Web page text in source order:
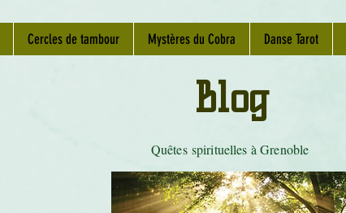
Cercles de tambour Mystères du Cobra Danse Tarot
Quêtes spirituelles à Grenoble
Blog